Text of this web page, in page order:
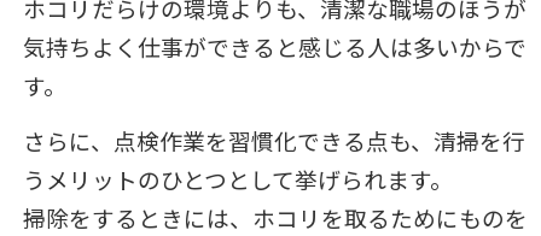
ホコリだらけの環境よりも、清潔な職場のほうが
気持ちよく仕事ができると感じる人は多いからで
す。
さらに、点検作業を習慣化できる点も、清掃を行
うメリットのひとつとして挙げられます。
掃除をするときには、ホコリを取るためにものを